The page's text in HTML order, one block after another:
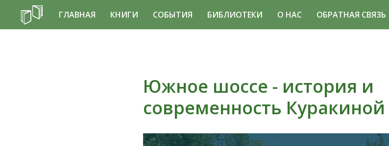
ГЛАВНАЯ КНИГИ СОБЫТИЯ БИБЛИОТЕКИ О НАС ОБРАТНАЯ СВЯЗЬ
Южное шоссе - история и
современность